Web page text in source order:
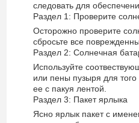
следовать для
Раздел 1: Проверите
Осторожно проверите
сбросьте все
Раздел 2: Солнечная
Используйте
или пены пузыря для
ее с пакуя лентой.
Раздел 3: Пакет ярлыка
Ясно ярлык пакет с